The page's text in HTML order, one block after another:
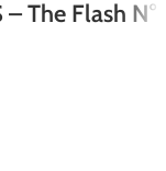
The Flash N°